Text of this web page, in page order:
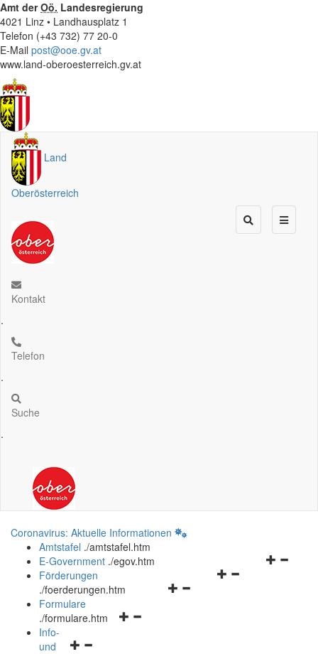
Amt derOö. Landesregierung
4021 Linz • Landhausplatz 1
Telefon (+43 732) 77 20-0
E-Mail post@ooe.gv.at
www.land-oberoesterreich.gv.at
Land
Oberösterreich
Kontakt
.
Telefon
.
Suche
.
Coronavirus: Aktuelle Informationen
Amtstafel ./amtstafel.htm
Navigationsmenü
E-Government ./egov.htm
Navigationsmenü
Förderungen
./foerderungen.htm
Navigationsmenü
Formulare
./formulare.htm
Navigationsmenü
Info-
und